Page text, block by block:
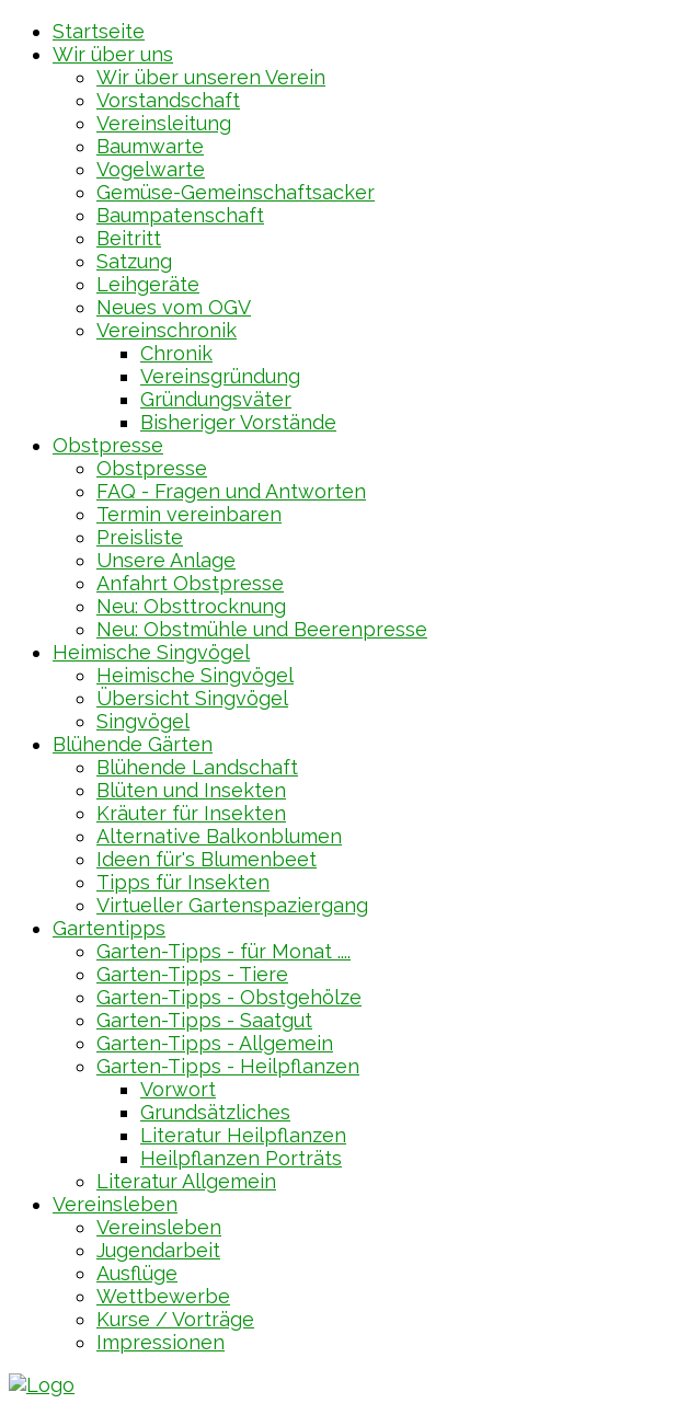
Startseite
Wir über uns
Wir über unseren Verein
Vorstandschaft
Vereinsleitung
Baumwarte
Vogelwarte
Gemüse-Gemeinschaftsacker
Baumpatenschaft
Beitritt
Satzung
Leihgeräte
Neues vom OGV
Vereinschronik
Chronik
Vereinsgründung
Gründungsväter
Bisheriger Vorstände
Obstpresse
Obstpresse
FAQ - Fragen und Antworten
Termin vereinbaren
Preisliste
Unsere Anlage
Anfahrt Obstpresse
Neu: Obsttrocknung
Neu: Obstmühle und Beerenpresse
Heimische Singvögel
Heimische Singvögel
Übersicht Singvögel
Singvögel
Blühende Gärten
Blühende Landschaft
Blüten und Insekten
Kräuter für Insekten
Alternative Balkonblumen
Ideen für's Blumenbeet
Tipps für Insekten
Virtueller Gartenspaziergang
Gartentipps
Garten-Tipps - für Monat ....
Garten-Tipps - Tiere
Garten-Tipps - Obstgehölze
Garten-Tipps - Saatgut
Garten-Tipps - Allgemein
Garten-Tipps - Heilpflanzen
Vorwort
Grundsätzliches
Literatur Heilpflanzen
Heilpflanzen Porträts
Literatur Allgemein
Vereinsleben
Vereinsleben
Jugendarbeit
Ausflüge
Wettbewerbe
Kurse / Vorträge
Impressionen